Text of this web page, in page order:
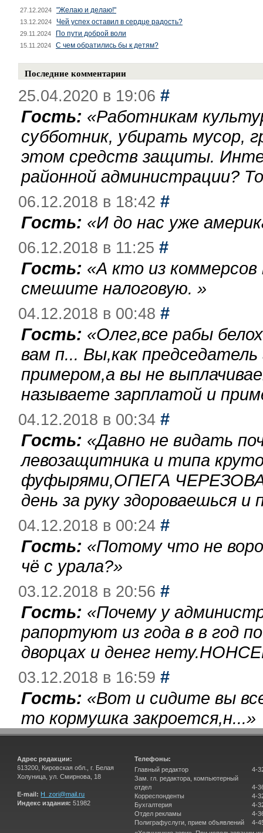
27.12.2024 "Желаю и делаю!"
13.12.2024 Чей успех оставил в сердце радость?
29.11.2024 По пути доброй воли
15.11.2024 С чем обратились бы к детям?
Последние комментарии
25.04.2020 в 19:06 #
Гость: «Работникам
субботник, убирать мусор,
этом средств защиты.
районной администрации?
06.12.2018 в 18:42 #
Гость: «И до нас уже
06.12.2018 в 11:25 #
Гость: «А кто из
смешите налоговую. »
04.12.2018 в 00:48 #
Гость: «Олег,все рабы
вам п... Вы,как
примером,а вы не
называете зарплатой и
04.12.2018 в 00:34 #
Гость: «Давно не видать
левозащитника и типа
фуфырями,ОПЕГА
день за руку здороваешься
04.12.2018 в 00:24 #
Гость: «Потому что не
чё с урала?»
03.12.2018 в 20:56 #
Гость: «Почему у
рапортуют из года в в год
дворцах и денег
03.12.2018 в 16:59 #
Гость: «Вот и сидите вы
то кормушка закроется,н...»
Адрес редакции:
613200, Кировская обл., г. Белая
Холуница, ул. Смирнова, 18
E-mail: H_zori@mail.ru
Индекс издания: 51982
Телефоны:
Главный редактор
Зам. гл. редактора, компьютерный
отдел
Корреспонденты
Бухгалтерия
Отдел рекламы
Полиграфуслуги, прием объявлений
4-
4-
4-
4-
4-
4-